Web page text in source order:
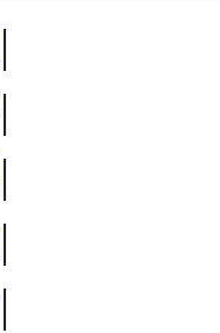
|
|
|
|
|